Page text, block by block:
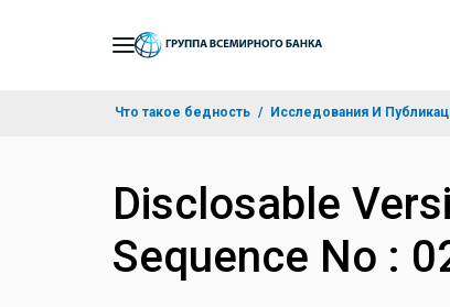
Что такое бедность Исследования И
Disclosable
Sequence No :